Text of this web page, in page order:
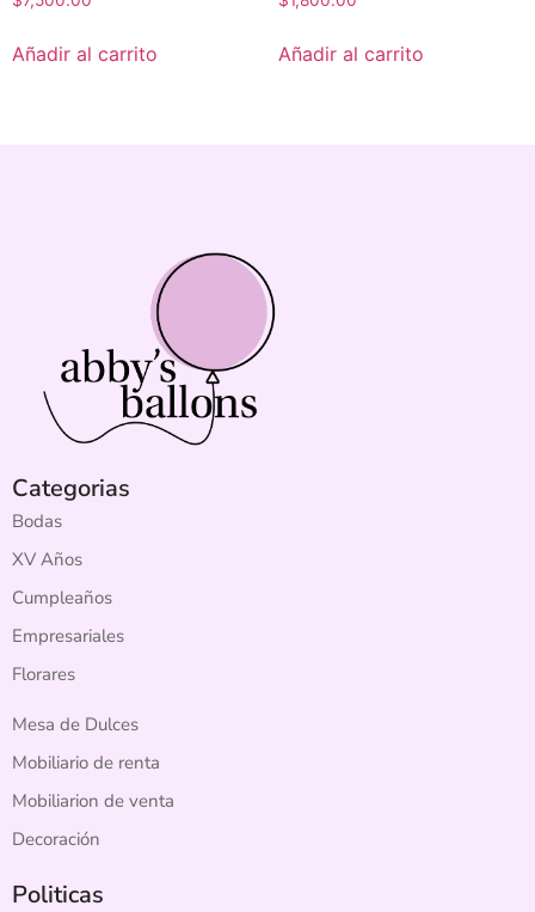
Añadir al carrito Añadir al carrito
Categorias
Bodas
XV Años
Cumpleaños
Empresariales
Florares
Mesa de Dulces
Mobiliario de renta
Mobiliarion de venta
Decoración
Politicas